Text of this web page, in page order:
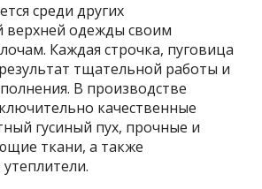
среди других
верхней одежды своим
Каждая строчка, пуговица
тщательной работы и
В производстве
качественные
гусиный пух, прочные и
ткани, а также